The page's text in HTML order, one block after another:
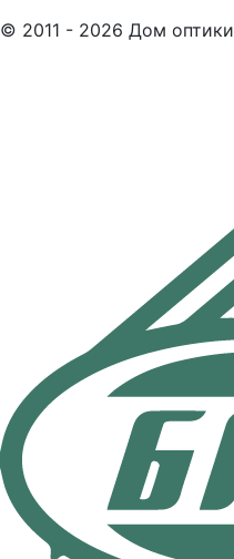
© 2011 - 2026 Дом оптики